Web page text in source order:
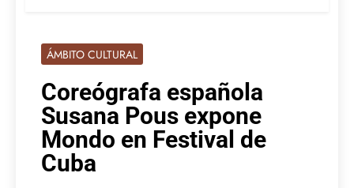
ÁMBITO CULTURAL
Coreógrafa española
Susana Pous expone
Mondo en Festival de
Cuba